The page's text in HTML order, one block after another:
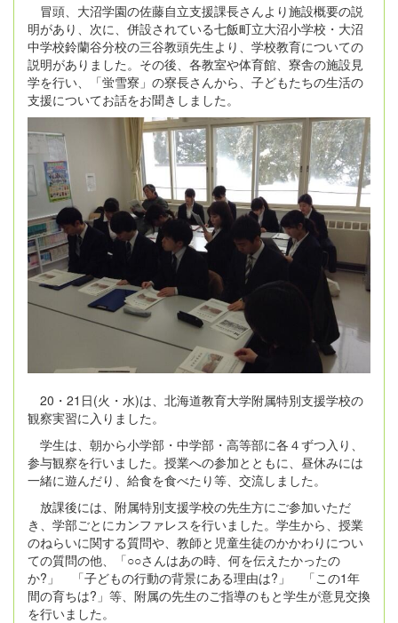
冒頭、大沼学園の佐藤自立支援課長さんより施設概要の説
明があり、次に、併設されている七飯町立大沼小学校・大沼
中学校鈴蘭谷分校の三谷教頭先生より、学校教育についての
説明がありました。その後、各教室や体育館、寮舎の施設見
学を行い、「蛍雪寮」の寮長さんから、子どもたちの生活の
支援についてお話をお聞きしました。
20 ・ 21 日(火・水)は、北海道教育大学附属特別支援学校の
観察実習に入りました。
学生は、朝から小学部・中学部・高等部に各４ずつ入り、
参与観察を行いました。授業への参加とともに、昼休みには
一緒に遊んだり、給食を食べたり等、交流しました。
放課後には、附属特別支援学校の先生方にご参加いただ
き、学部ごとにカンファレスを行いました。学生から、授業
のねらいに関する質問や、教師と児童生徒のかかわりについ
ての質問の他、「○○さんはあの時、何を伝えたかったの
か? 」 「子どもの行動の背景にある理由は? 」 「この1年
間の育ちは? 」等、附属の先生のご指導のもと学生が意見交換
を行いました。